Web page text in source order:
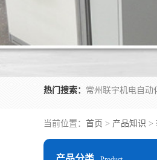
热门搜索：
当前位置： 首页 > 产品知识 >